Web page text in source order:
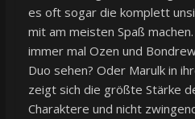
es oft sogar die komplett
mit am meisten Spaß
immer mal Ozen und
Duo sehen? Oder Marulk in
zeigt sich die größte Stärke
Charaktere und nicht